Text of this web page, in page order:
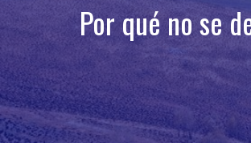
Por qué no se